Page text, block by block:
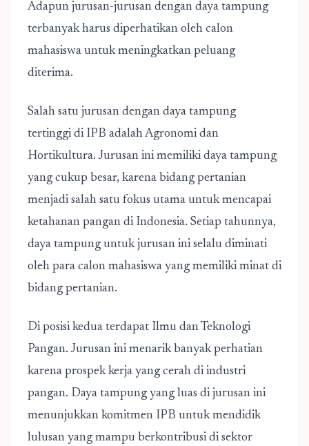
Adapun jurusan-jurusan dengan daya tampung
terbanyak harus diperhatikan oleh calon
mahasiswa untuk meningkatkan peluang
diterima.
Salah satu jurusan dengan daya tampung
tertinggi di IPB adalah Agronomi dan
Hortikultura. Jurusan ini memiliki daya tampung
yang cukup besar, karena bidang pertanian
menjadi salah satu fokus utama untuk mencapai
ketahanan pangan di Indonesia. Setiap tahunnya,
daya tampung untuk jurusan ini selalu diminati
oleh para calon mahasiswa yang memiliki minat di
bidang pertanian.
Di posisi kedua terdapat Ilmu dan Teknologi
Pangan. Jurusan ini menarik banyak perhatian
karena prospek kerja yang cerah di industri
pangan. Daya tampung yang luas di jurusan ini
menunjukkan komitmen IPB untuk mendidik
lulusan yang mampu berkontribusi di sektor